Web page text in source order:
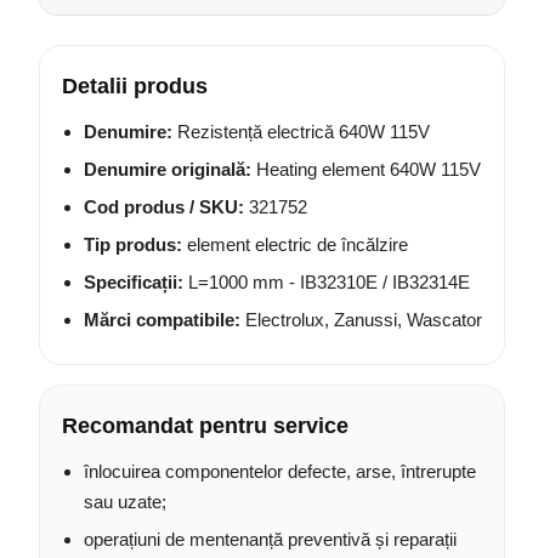
Detalii produs
Denumire: Rezistență electrică 640W 115V
Denumire originală: Heating element 640W 115V
Cod produs / SKU: 321752
Tip produs: element electric de încălzire
Specificații: L=1000 mm - IB32310E / IB32314E
Mărci compatibile: Electrolux, Zanussi, Wascator
Recomandat pentru service
înlocuirea componentelor defecte, arse, întrerupte
sau uzate;
operațiuni de mentenanță preventivă și reparații